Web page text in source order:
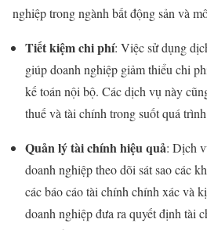
nghiệp trong ngành bất động sản và
Tiết kiệm chi phí: Việc sử dụng
giúp doanh nghiệp giảm thiểu chi
kế toán nội bộ. Các dịch vụ này
thuế và tài chính trong suốt quá
Quản lý tài chính hiệu quả: Dịch
doanh nghiệp theo dõi sát sao các
các báo cáo tài chính chính xác và
doanh nghiệp đưa ra quyết định tài